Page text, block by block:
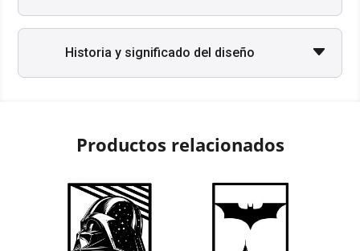
Historia y significado del diseño
Productos relacionados